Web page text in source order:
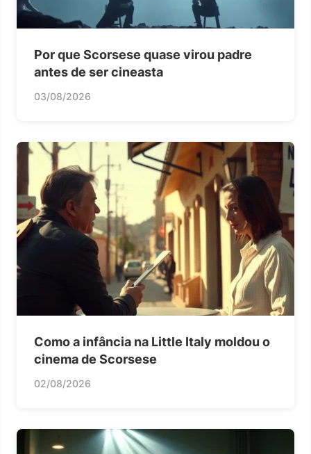
Por que Scorsese quase virou padre
antes de ser cineasta
03/08/2026
Como a infância na Little Italy moldou o
cinema de Scorsese
02/08/2026